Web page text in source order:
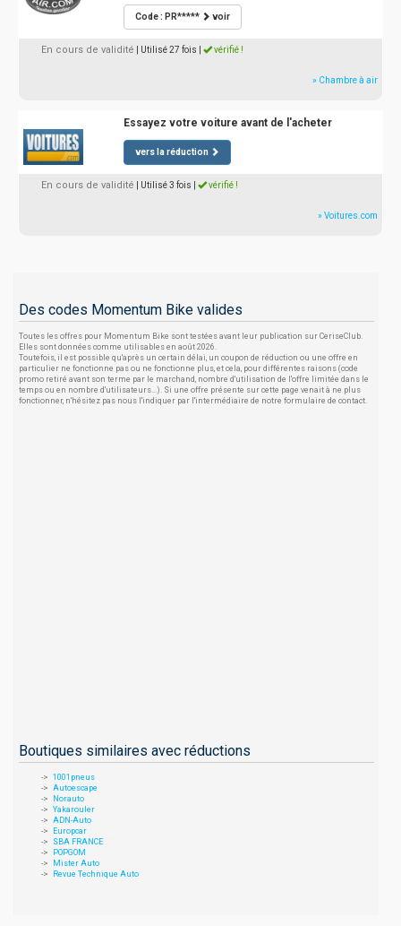
Code : PR***** voir
En cours de validité | Utilisé 27 fois vérifié !
» Chambre à air
Essayez votre voiture avant de l'acheter
vers la réduction
En cours de validité | Utilisé 3 fois vérifié !
» Voitures.com
Des codes Momentum Bike valides
Toutes les offres pour Momentum Bike sont testées avant leur publication sur CeriseClub.
Elles sont données comme utilisables en août 2026.
Toutefois, il est possible qu'après un certain délai, un coupon de réduction ou une offre en
particulier ne fonctionne pas ou ne fonctionne plus, et cela, pour différentes raisons (code
promo retiré avant son terme par le marchand, nombre d'utilisation de l'offre limitée dans le
temps ou en nombre d'utilisateurs...). Si une offre présente sur cette page venait à ne plus
fonctionner, n'hésitez pas nous l'indiquer par l'intermédiaire de notre formulaire de contact.
Boutiques similaires avec réductions
1001pneus
Autoescape
Norauto
Yakarouler
ADN-Auto
Europcar
SBA FRANCE
POPGOM
Mister Auto
Revue Technique Auto